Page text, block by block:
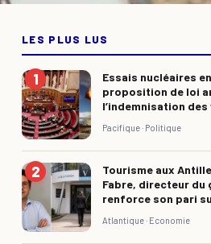
LES PLUS LUS
Essais nucléaires
proposition de loi
l’indemnisation des
Pacifique · Politique
Tourisme aux
Fabre, directeur du
renforce son pari
Atlantique · Economie